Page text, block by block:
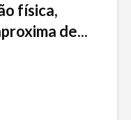
física,
de...